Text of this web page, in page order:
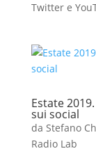
Twitter e
Estate
sui social
da Stefano
Radio Lab